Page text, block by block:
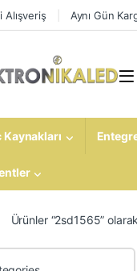
Alışveriş Aynı Gün
Ürünler “2sd1565”